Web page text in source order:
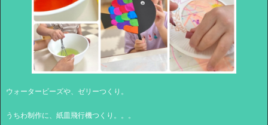
ウォータービーズや、ゼリーつくり。
うちわ制作に、紙皿飛行機つくり。。。